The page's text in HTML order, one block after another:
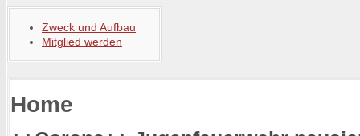
Zweck und Aufbau
Mitglied werden
Home